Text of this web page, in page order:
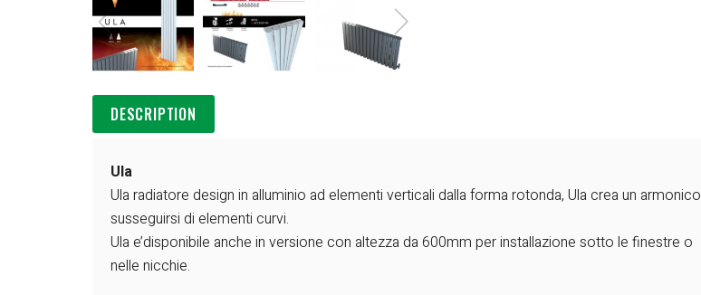
DESCRIPTION
Ula
Ula radiatore design in alluminio ad elementi verticali dalla forma rotonda, Ula crea un armonico
susseguirsi di elementi curvi.
Ula e’disponibile anche in versione con altezza da 600mm per installazione sotto le finestre o
nelle nicchie.